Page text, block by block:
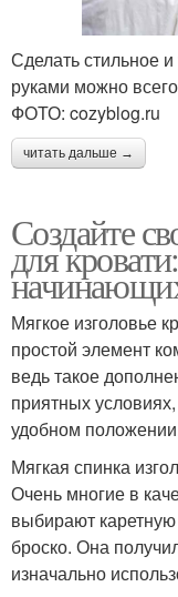
Сделать стильное
руками можно
ФОТО: cozyblog.ru
читать дальше →
Создайте
для
Мягкое изголовье
простой элемент
ведь такое
приятных
удобном
Мягкая спинка
Очень многие в
выбирают
броско. Она
изначально